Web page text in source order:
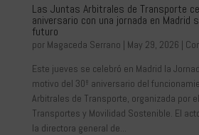
Las Juntas Arbitrales de Transporte
aniversario con una jornada en
futuro
por Magaceda Serrano | May 29, 2026 |
Este jueves se celebró en Madrid la
motivo del 30º aniversario del
Arbitrales de Transporte, organizada por
Transportes y Movilidad Sostenible. El
la directora general de...